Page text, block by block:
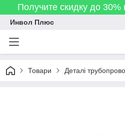
Получите скидку до 30%
Инвол Плюс
Товари Деталі